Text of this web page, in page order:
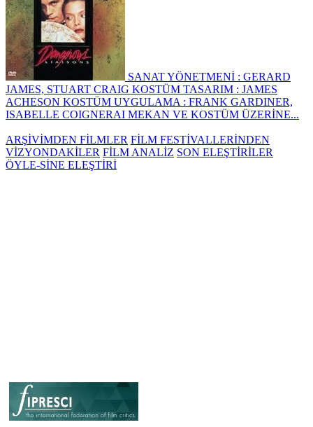
SANAT YÖNETMENİ : GERARD
JAMES, STUART CRAIG KOSTÜM TASARIM : JAMES
ACHESON KOSTÜM UYGULAMA : FRANK GARDINER,
ISABELLE COIGNERAI MEKAN VE KOSTÜM ÜZERİNE...
ARŞİVİMDEN FİLMLER FİLM FESTİVALLERİNDEN
VİZYONDAKİLER FİLM ANALİZ SON ELEŞTİRİLER
ÖYLE-SİNE ELEŞTİRİ